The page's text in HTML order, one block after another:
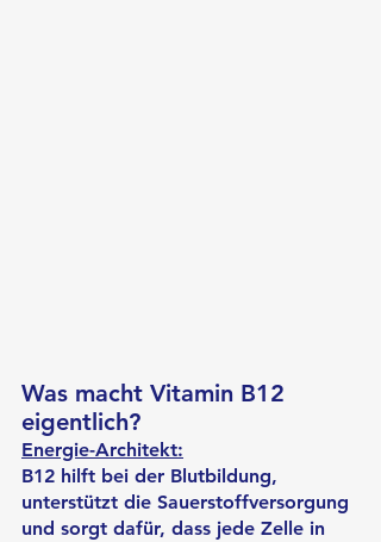
Was macht Vitamin B12
eigentlich?
Energie-Architekt:
B12 hilft bei der Blutbildung,
unterstützt die Sauerstoffversorgung
und sorgt dafür, dass jede Zelle in